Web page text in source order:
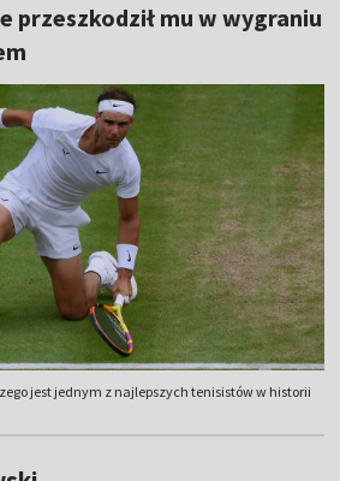
przeszkodził mu w wygraniu
jest jednym z najlepszych tenisistów w historii